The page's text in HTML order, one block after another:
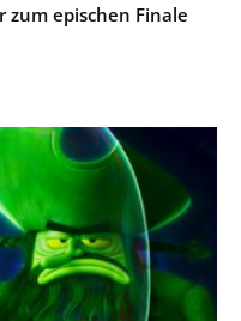
zum epischen Finale